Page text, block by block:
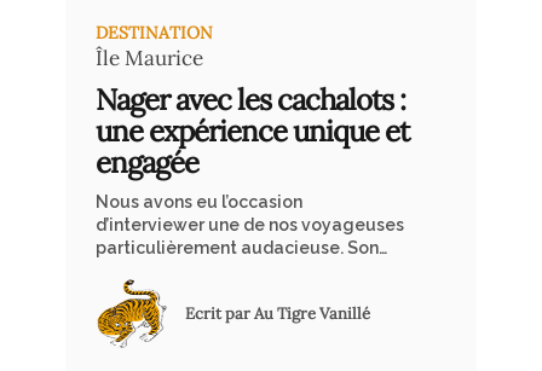
DESTINATION
Île Maurice
Nager avec les cachalots :
une expérience unique et
engagée
Nous avons eu l’occasion
d’interviewer une de nos voyageuses
particulièrement audacieuse. Son
Maurice nous plonge dans un monde
sous-marin où l’émerveillement
côtoie le respect de la nature. Cette
Ecrit par Au Tigre Vanillé